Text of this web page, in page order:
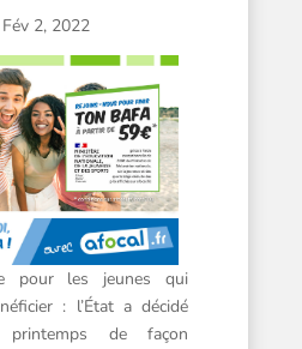
Fév 2, 2022
pour les jeunes qui
: l’État a décidé
printemps de façon